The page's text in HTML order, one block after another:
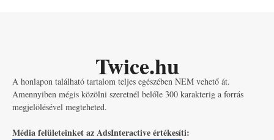
Twice.hu
A honlapon található tartalom teljes egészében NEM vehető át.
Amennyiben mégis közölni szeretnél belőle 300 karakterig a forrás
megjelölésével megteheted.
Média felületeinket az AdsInteractive értékesíti: